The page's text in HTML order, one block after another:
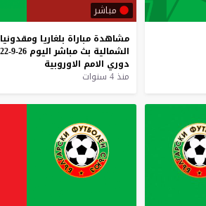
مباشر
مشاهدة مباراة بلغاريا ومقدونيا
الشمالية بث مباشر اليوم 26-9-2022
دوري الامم الاوروبية
منذ 4 سنوات